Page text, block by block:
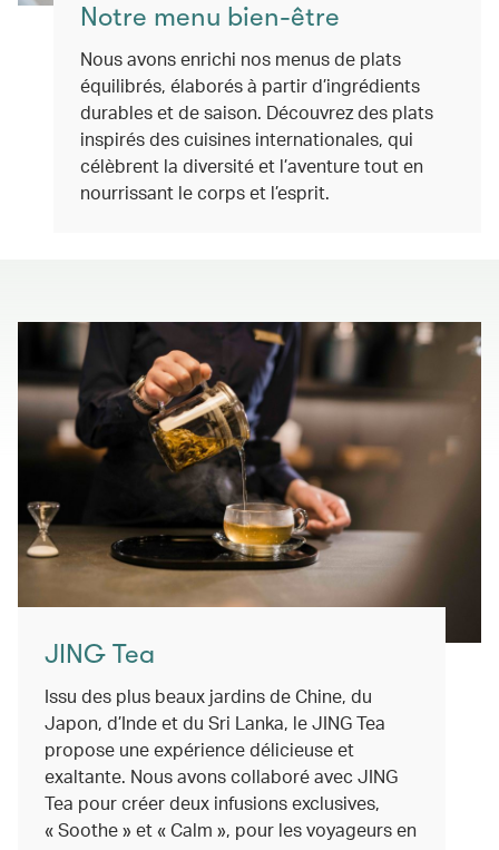
Notre menu bien-être
Nous avons enrichi nos menus de plats
équilibrés, élaborés à partir d’ingrédients
durables et de saison. Découvrez des plats
inspirés des cuisines internationales, qui
célèbrent la diversité et l’aventure tout en
nourrissant le corps et l’esprit.
JING Tea
Issu des plus beaux jardins de Chine, du
Japon, d’Inde et du Sri Lanka, le JING Tea
propose une expérience délicieuse et
exaltante. Nous avons collaboré avec JING
Tea pour créer deux infusions exclusives,
« Soothe » et « Calm », pour les voyageurs en